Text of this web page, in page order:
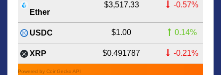
Ether
$3,517.33 -0.57%
USDC $1.00 0.14%
XRP $0.491787 -0.21%
Powered by CoinGecko API